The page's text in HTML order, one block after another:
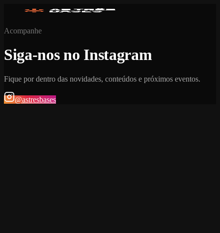
Acompanhe
Siga-nos no Instagram
Fique por dentro das novidades, conteúdos e próximos eventos.
@astresbases